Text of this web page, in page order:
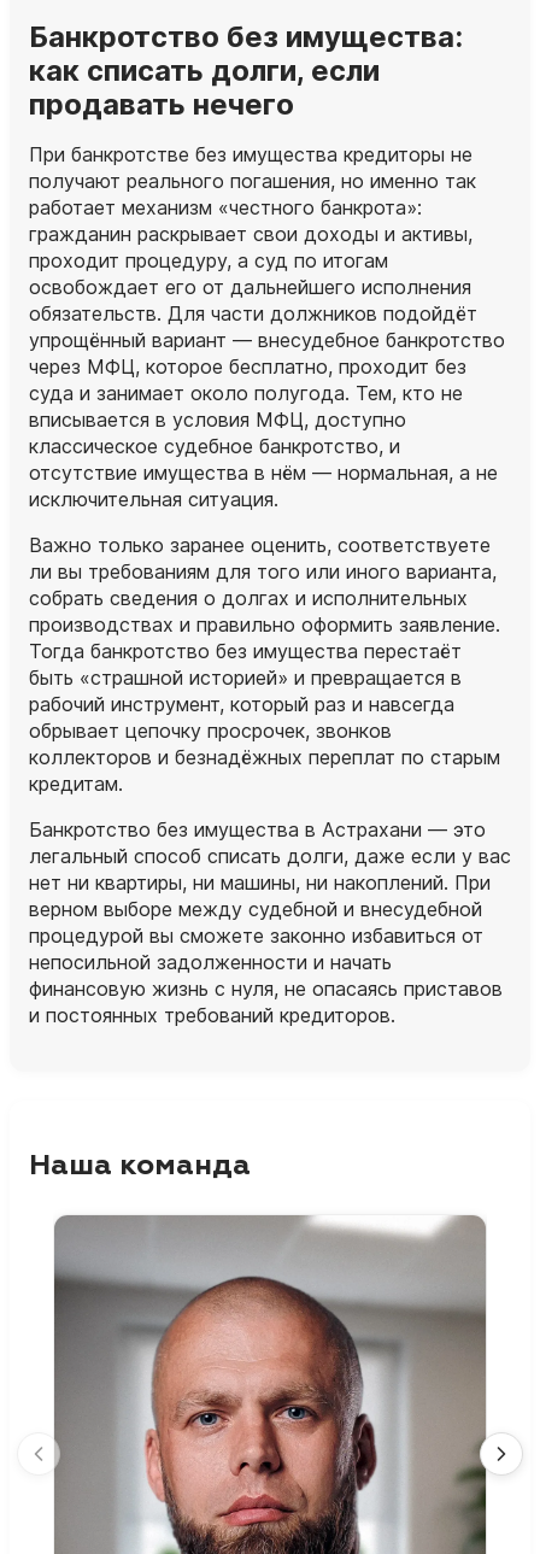
Банкротство без имущества:
как списать долги, если
продавать нечего
При банкротстве без имущества кредиторы не
получают реального погашения, но именно так
работает механизм «честного банкрота»:
гражданин раскрывает свои доходы и активы,
проходит процедуру, а суд по итогам
освобождает его от дальнейшего исполнения
обязательств. Для части должников подойдёт
упрощённый вариант — внесудебное банкротство
через МФЦ, которое бесплатно, проходит без
суда и занимает около полугода. Тем, кто не
вписывается в условия МФЦ, доступно
классическое судебное банкротство, и
отсутствие имущества в нём — нормальная, а не
исключительная ситуация.
Важно только заранее оценить, соответствуете
ли вы требованиям для того или иного варианта,
собрать сведения о долгах и исполнительных
производствах и правильно оформить заявление.
Тогда банкротство без имущества перестаёт
быть «страшной историей» и превращается в
рабочий инструмент, который раз и навсегда
обрывает цепочку просрочек, звонков
коллекторов и безнадёжных переплат по старым
кредитам.
Банкротство без имущества в Астрахани — это
легальный способ списать долги, даже если у вас
нет ни квартиры, ни машины, ни накоплений. При
верном выборе между судебной и внесудебной
процедурой вы сможете законно избавиться от
непосильной задолженности и начать
финансовую жизнь с нуля, не опасаясь приставов
и постоянных требований кредиторов.
Наша команда